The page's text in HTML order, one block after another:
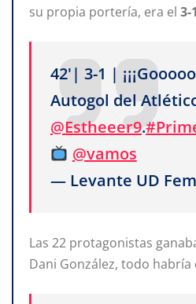
su propia portería, era el 3-1
42'| 3-1 |
Autogol del
@Estheeer9.
@vamos
— Levante UD
Las 22 protagonistas
Dani González, todo